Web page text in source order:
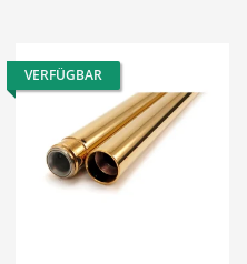
VERFÜGBAR